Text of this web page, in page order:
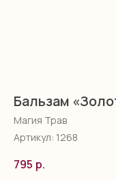
Бальзам
Магия Трав
Артикул: 1268
795 р.